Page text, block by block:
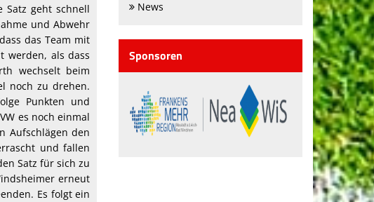
Satz geht schnell
und Abwehr
das Team mit
werden, als dass
wechselt beim
noch zu drehen.
Punkten und
es noch einmal
Aufschlägen den
und fallen
Satz für sich zu
erneut
Es folgt ein
News
Sponsoren